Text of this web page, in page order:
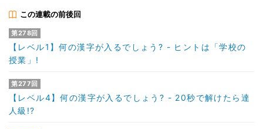
この連載の前後回
第278回
【レベル1】何の漢字が入るでしょう? - ヒントは「学校の
授業」!
第277回
【レベル4】何の漢字が入るでしょう? - 20秒で解けたら達
人級!?